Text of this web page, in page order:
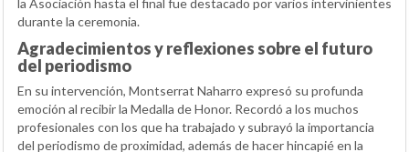
durante la ceremonia.
Agradecimientos y reflexiones sobre el futuro
del periodismo
En su intervención, Montserrat Naharro expresó su profunda
emoción al recibir la Medalla de Honor. Recordó a los muchos
profesionales con los que ha trabajado y subrayó la importancia
del periodismo de proximidad, además de hacer hincapié en la